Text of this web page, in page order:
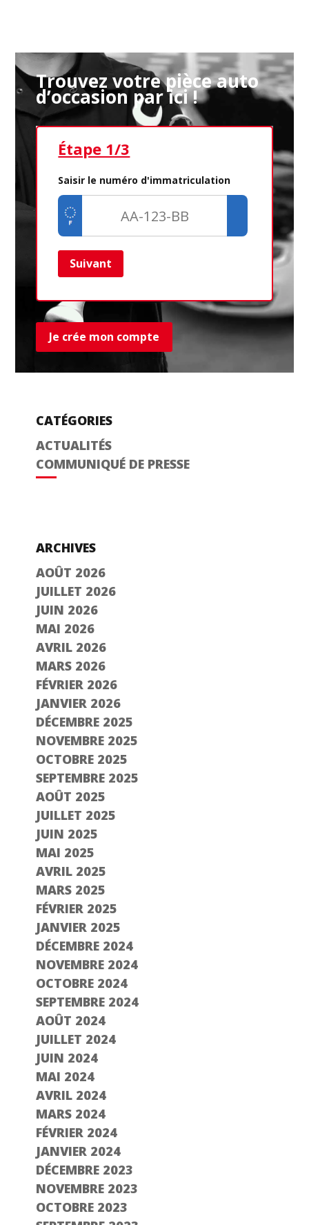
Trouvez votre pièce auto
d’occasion par ici !
Étape 1/3
Saisir le numéro d'immatriculation
Suivant
Je crée mon compte
CATÉGORIES
ACTUALITÉS
COMMUNIQUÉ DE PRESSE
ARCHIVES
AOÛT 2026
JUILLET 2026
JUIN 2026
MAI 2026
AVRIL 2026
MARS 2026
FÉVRIER 2026
JANVIER 2026
DÉCEMBRE 2025
NOVEMBRE 2025
OCTOBRE 2025
SEPTEMBRE 2025
AOÛT 2025
JUILLET 2025
JUIN 2025
MAI 2025
AVRIL 2025
MARS 2025
FÉVRIER 2025
JANVIER 2025
DÉCEMBRE 2024
NOVEMBRE 2024
OCTOBRE 2024
SEPTEMBRE 2024
AOÛT 2024
JUILLET 2024
JUIN 2024
MAI 2024
AVRIL 2024
MARS 2024
FÉVRIER 2024
JANVIER 2024
DÉCEMBRE 2023
NOVEMBRE 2023
OCTOBRE 2023